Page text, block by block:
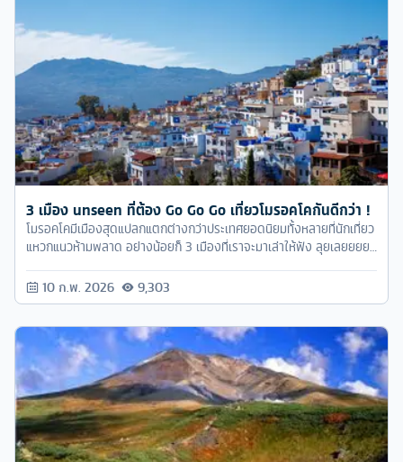
3 เมือง unseen ที่ต้อง Go Go Go เที่ยวโมรอคโคกันดีกว่า !
โมรอคโคมีเมืองสุดแปลกแตกต่างกว่าประเทศยอดนิยมทั้งหลายที่นักเที่ยว
แหวกแนวห้ามพลาด อย่างน้อยก็ 3 เมืองที่เราจะมาเล่าให้ฟัง ลุยเลยยยยย
10 ก.พ. 2026 9,303